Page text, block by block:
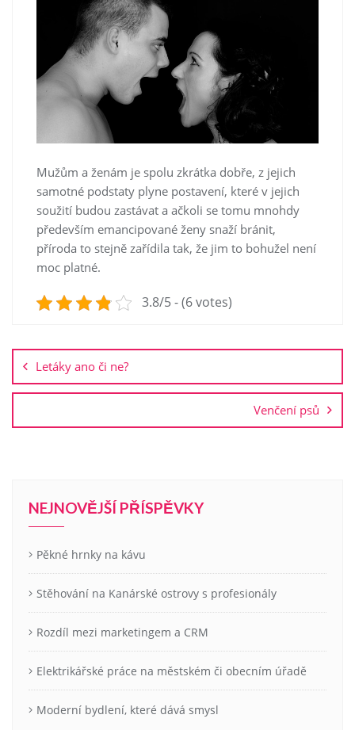
Mužům a ženám je spolu zkrátka dobře, z jejich
samotné podstaty plyne postavení, které v jejich
soužití budou zastávat a ačkoli se tomu mnohdy
především emancipované ženy snaží bránit,
příroda to stejně zařídila tak, že jim to bohužel není
moc platné.
3.8/5 - (6 votes)
pro
příspěvek
Letáky ano či ne?
Venčení psů
NEJNOVĚJŠÍ PŘÍSPĚVKY
Pěkné hrnky na kávu
Stěhování na Kanárské ostrovy s profesionály
Rozdíl mezi marketingem a CRM
Elektrikářské práce na městském či obecním úřadě
Moderní bydlení, které dává smysl